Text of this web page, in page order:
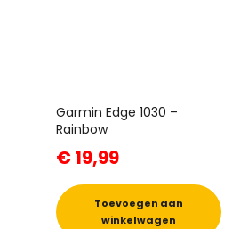
Garmin Edge 1030 –
Rainbow
€19,99
Toevoegen aan
winkelwagen